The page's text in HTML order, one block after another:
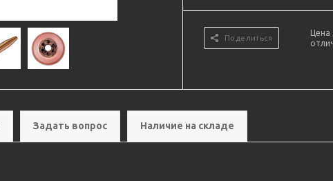
Поделиться
Цена
Задать вопрос Наличие на складе